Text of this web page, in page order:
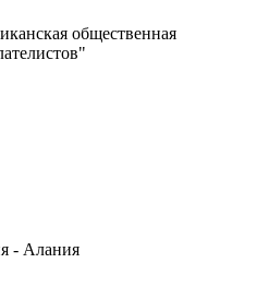
общественная
- Алания